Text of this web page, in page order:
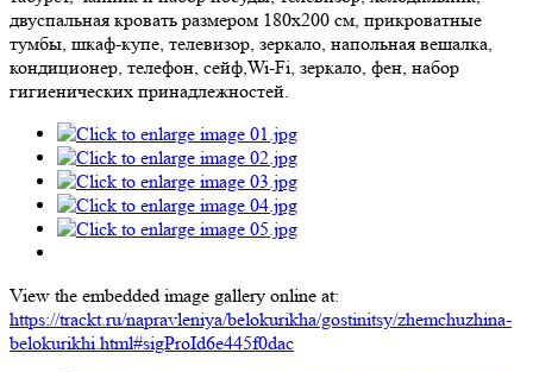
двуспальная кровать размером 180х200 см, прикроватные
тумбы, шкаф-купе, телевизор, зеркало, напольная вешалка,
кондиционер, телефон, сейф,Wi-Fi, зеркало, фен, набор
гигиенических принадлежностей.
View the embedded image gallery online at:
https://trackt.ru/napravleniya/belokurikha/gostinitsy/zhemchuzhina-
belokurikhi.html#sigProId6e445f0dac